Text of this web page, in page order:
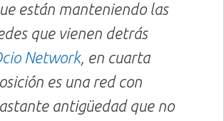
están manteniendo las
que vienen detrás
Network, en cuarta
es una red con
antigüedad que no